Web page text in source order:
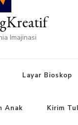
Imajinasi
Layar Bioskop
Anak Kirim